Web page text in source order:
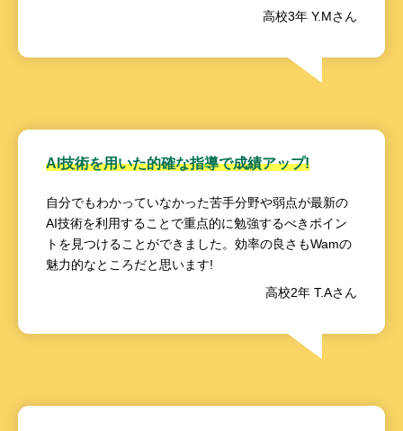
高校3年 Y.Mさん
AI技術を用いた的確な指導で成績アップ!
自分でもわかっていなかった苦手分野や弱点が最新の
AI技術を利用することで重点的に勉強するべきポイン
トを見つけることができました。効率の良さもWamの
魅力的なところだと思います!
高校2年 T.Aさん